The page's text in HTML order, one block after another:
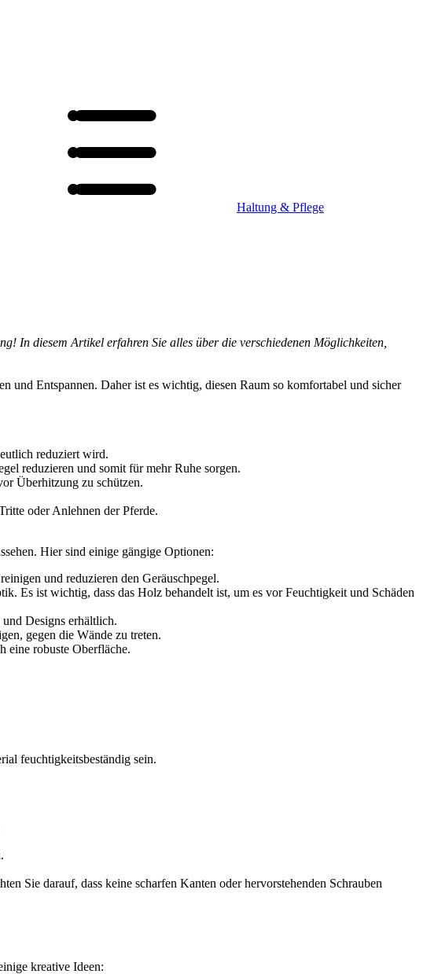
Haltung & Pflege
In diesem Artikel erfahren Sie alles über die verschiedenen Möglichkeiten,
und Entspannen. Daher ist es wichtig, diesen Raum so komfortabel und sicher
reduziert wird.
reduzieren und somit für mehr Ruhe sorgen.
Überhitzung zu schützen.
oder Anlehnen der Pferde.
Hier sind einige gängige Optionen:
und reduzieren den Geräuschpegel.
Es ist wichtig, dass das Holz behandelt ist, um es vor Feuchtigkeit und Schäden
Designs erhältlich.
gegen die Wände zu treten.
eine robuste Oberfläche.
feuchtigkeitsbeständig sein.
Sie darauf, dass keine scharfen Kanten oder hervorstehenden Schrauben
kreative Ideen: